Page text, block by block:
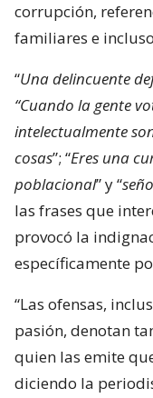
corrupción,
familiares e
“Una delincuente
“Cuando la gente
intelectualmente
cosas”; “Eres una
poblacional” y “
las frases que
provocó la
específicamente
“Las ofensas,
pasión, denotan
quien las emite
diciendo la